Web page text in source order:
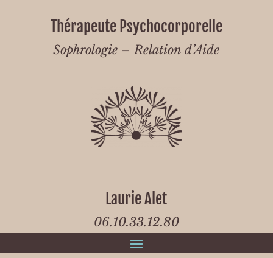
Thérapeute Psychocorporelle
Sophrologie – Relation d’Aide
Laurie Alet
06.10.33.12.80